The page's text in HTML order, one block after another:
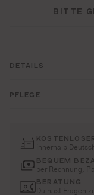
BITTE
DETAILS
PFLEGE
innerhalb
BEQUEM
per Rechnung,
BERATUNG
Du hast Fragen